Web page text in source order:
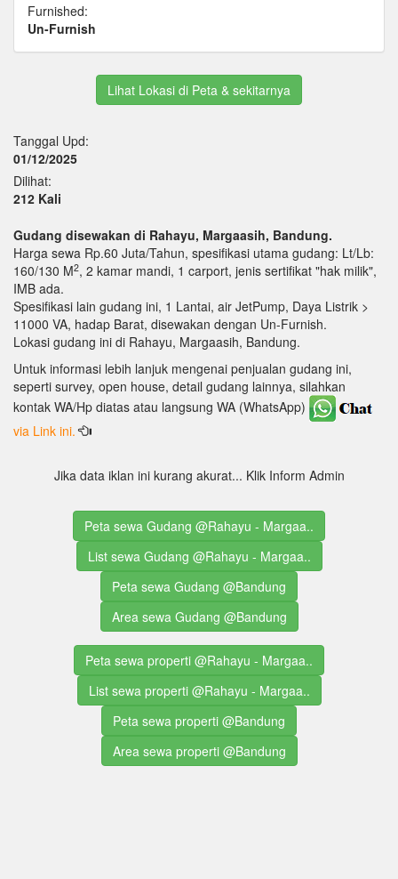
Furnished:
Un-Furnish
Lihat Lokasi di Peta & sekitarnya
Tanggal Upd:
01/12/2025
Dilihat:
212 Kali
Gudang disewakan di Rahayu, Margaasih, Bandung.
Harga sewa Rp.60 Juta/Tahun, spesifikasi utama gudang: Lt/Lb:
160/130 M2, 2 kamar mandi, 1 carport, jenis sertifikat "hak milik",
IMB ada.
Spesifikasi lain gudang ini, 1 Lantai, air JetPump, Daya Listrik >
11000 VA, hadap Barat, disewakan dengan Un-Furnish.
Lokasi gudang ini di Rahayu, Margaasih, Bandung.
Untuk informasi lebih lanjuk mengenai penjualan gudang ini,
seperti survey, open house, detail gudang lainnya, silahkan
kontak WA/Hp diatas atau langsung WA (WhatsApp)
via Link ini.
Jika data iklan ini kurang akurat... Klik Inform Admin
Peta sewa Gudang @Rahayu - Margaa..
List sewa Gudang @Rahayu - Margaa..
Peta sewa Gudang @Bandung
Area sewa Gudang @Bandung
Peta sewa properti @Rahayu - Margaa..
List sewa properti @Rahayu - Margaa..
Peta sewa properti @Bandung
Area sewa properti @Bandung